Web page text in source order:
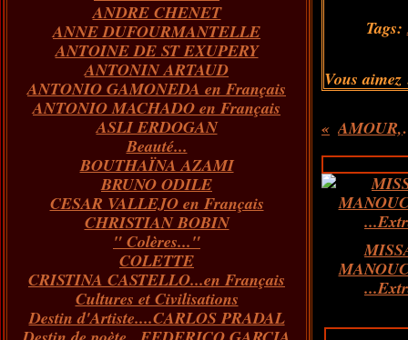
Janvier(60)
Février(68)
Janvier(86)
Mars(65)
Février(70)
Janvier(66)
Avril(76)
Mars(66)
Février(67)
Janvier(73)
Mai(82)
Avril(62)
Mars(66)
Février(55)
Janvier(43)
Juin(84)
Mai(89)
Avril(59)
Mars(73)
Février(54)
Janvier(51)
Juillet(72)
Juin(65)
Mai(97)
Avril(73)
Mars(100)
Février(146)
Janvier(124)
Août(40)
Juillet(31)
Juin(26)
ANDRE CHENET
ANNE DUFOURMANTELLE
ANTOINE DE ST EXUPERY
ANTONIN ARTAUD
ANTONIO GAMONEDA en Français
ANTONIO MACHADO en Français
ASLI ERDOGAN
Beauté...
BOUTHAÏNA AZAMI
BRUNO ODILE
CESAR VALLEJO en Français
CHRISTIAN BOBIN
" Colères..."
COLETTE
CRISTINA CASTELLO...en Français
Cultures et Civilisations
Destin d'Artiste....CARLOS PRADAL
Tags:
Vous aimez